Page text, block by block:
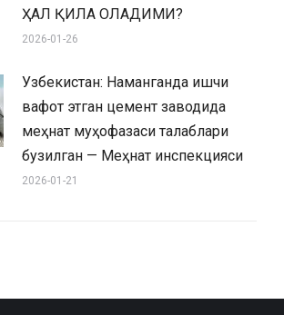
ҲАЛ ҚИЛА ОЛАДИМИ?
2026-01-26
Узбекистан: Наманганда ишчи
вафот этган цемент заводида
меҳнат муҳофазаси талаблари
бузилган — Меҳнат инспекцияси
2026-01-21